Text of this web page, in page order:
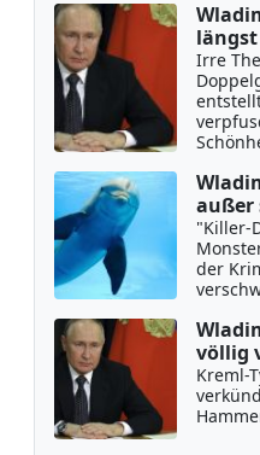
Irre
außer
"Killer-
der
völlig
Kreml-